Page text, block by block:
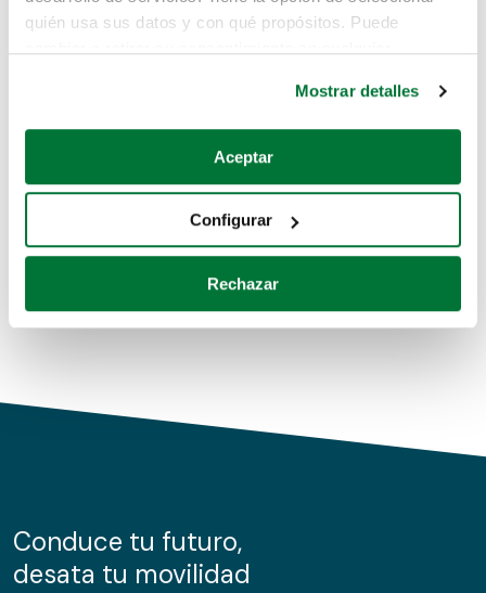
quién usa sus datos y con qué propósitos. Puede
Si lo permite, también quisiéramos:
Recopilar información sobre su ubicación geográfica
Identificar su dispositivo analizándolo activamente
para buscar características específicas (huellas
Obtenga más información sobre cómo se procesan sus
de cookies.
información sobre el uso que haga del sitio web con
nuestros partners de redes sociales, publicidad y análisis
Mostrar detalles
Aceptar
Configurar
Rechazar
Pero puedes encontrar el coche que estás
buscando en alguno de estos enlaces:
Coches de segunda mano
Coches de km0
Conduce tu futuro,
desata tu movilidad